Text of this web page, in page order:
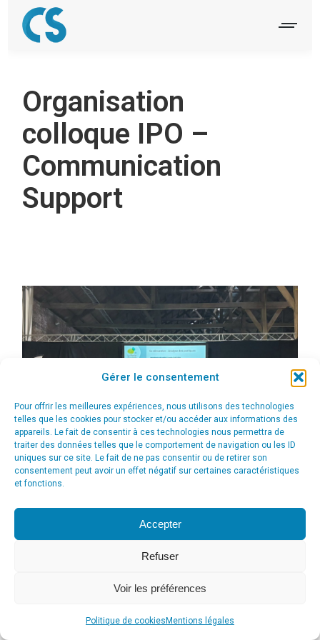
Gérer le consentement
Pour offrir les meilleures expériences, nous utilisons des technologies
telles que les cookies pour stocker et/ou accéder aux informations des
appareils. Le fait de consentir à ces technologies nous permettra de
traiter des données telles que le comportement de navigation ou les ID
uniques sur ce site. Le fait de ne pas consentir ou de retirer son
consentement peut avoir un effet négatif sur certaines caractéristiques
et fonctions.
Accepter
Refuser
Voir les préférences
Politique de cookies Mentions légales
Organisation
colloque IPO –
Communication
Support
© Agence Communication Support [ Agence CS ] - Conseil en
communication et marketing à Ath